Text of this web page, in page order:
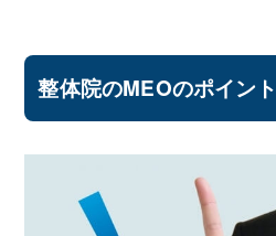
整体院のMEOのポイント